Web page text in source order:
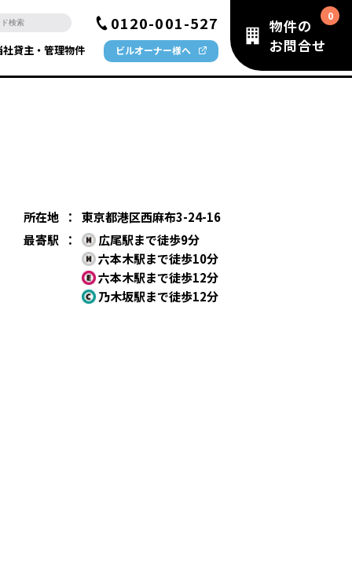
0120-001-527
社貸主・管理物件 ビルオーナー様へ
物件の
お問合せ
所在地 ：
東京都港区西麻布3-24-16
最寄駅
：
広尾駅まで徒歩9分
六本木駅まで徒歩10分
六本木駅まで徒歩12分
乃木坂駅まで徒歩12分